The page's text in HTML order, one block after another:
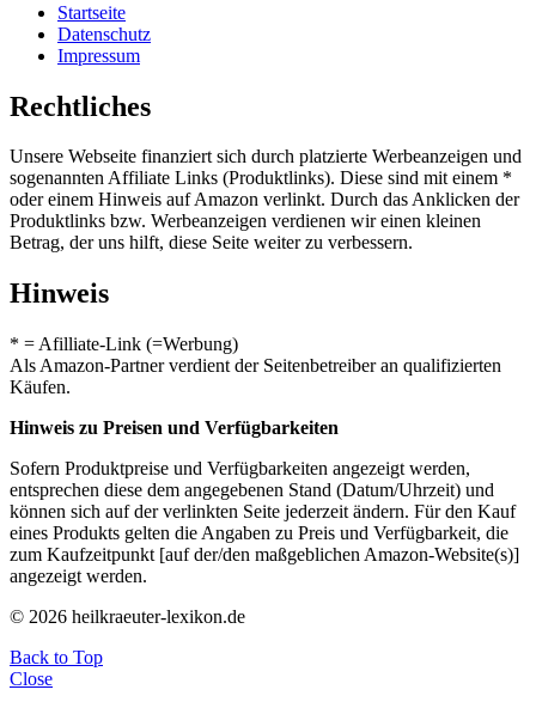
Startseite
Datenschutz
Impressum
Rechtliches
Unsere Webseite finanziert sich durch platzierte Werbeanzeigen und
sogenannten Affiliate Links (Produktlinks). Diese sind mit einem *
oder einem Hinweis auf Amazon verlinkt. Durch das Anklicken der
Produktlinks bzw. Werbeanzeigen verdienen wir einen kleinen
Betrag, der uns hilft, diese Seite weiter zu verbessern.
Hinweis
* = Afilliate-Link (=Werbung)
Als Amazon-Partner verdient der Seitenbetreiber an qualifizierten
Käufen.
Hinweis zu Preisen und Verfügbarkeiten
Sofern Produktpreise und Verfügbarkeiten angezeigt werden,
entsprechen diese dem angegebenen Stand (Datum/Uhrzeit) und
können sich auf der verlinkten Seite jederzeit ändern. Für den Kauf
eines Produkts gelten die Angaben zu Preis und Verfügbarkeit, die
zum Kaufzeitpunkt [auf der/den maßgeblichen Amazon-Website(s)]
angezeigt werden.
© 2026 heilkraeuter-lexikon.de
Back to Top
Close